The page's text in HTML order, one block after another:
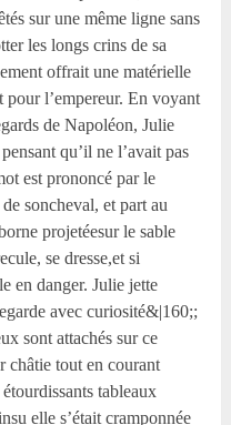
sur une même ligne sans
les longs crins de sa
offrait une matérielle
pour l’empereur. En voyant
de Napoléon, Julie
qu’il ne l’avait pas
est prononcé par le
soncheval, et part au
projetéesur le sable
se dresse,et si
en danger. Julie jette
avec curiosité&|160;;
sont attachés sur ce
châtie tout en courant
tableaux
elle s’était cramponnée